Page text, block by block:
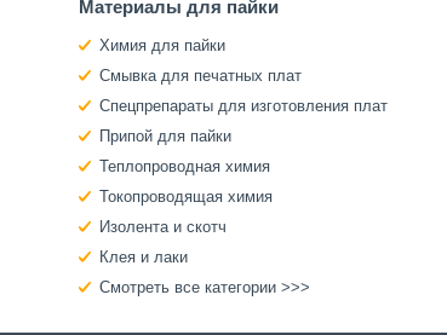
Материалы для пайки
Химия для пайки
Смывка для печатных плат
Спецпрепараты для изготовления плат
Припой для пайки
Теплопроводная химия
Токопроводящая химия
Изолента и скотч
Клея и лаки
Смотреть все категории >>>